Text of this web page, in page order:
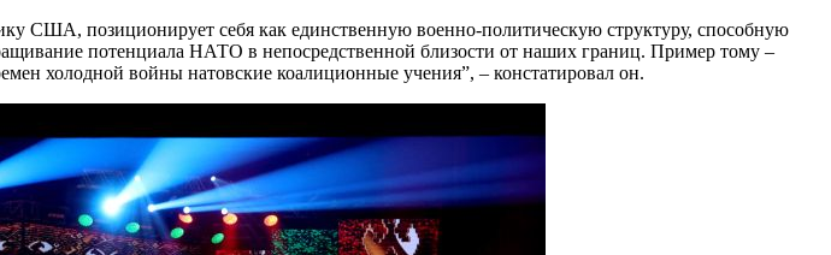
США, позиционирует себя как единственную военно-политическую структуру, способную
потенциала НАТО в непосредственной близости от наших границ. Пример тому –
холодной войны натовские коалиционные учения”, – констатировал он.